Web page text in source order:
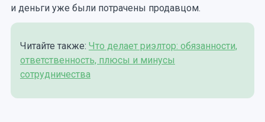
и деньги уже были потрачены продавцом.
Читайте также: Что делает риэлтор: обязанности,
ответственность, плюсы и минусы
сотрудничества